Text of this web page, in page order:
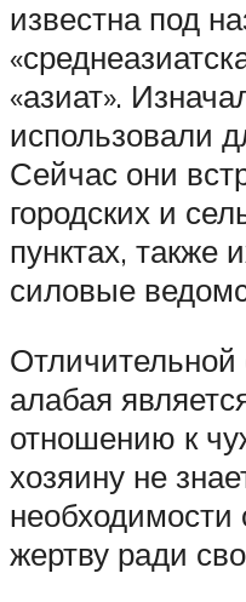
известна под
«азиат».
использовали
Сейчас они
городских и
пунктах, также
силовые
алабая
отношению к
хозяину не
необходимости
жертву ради